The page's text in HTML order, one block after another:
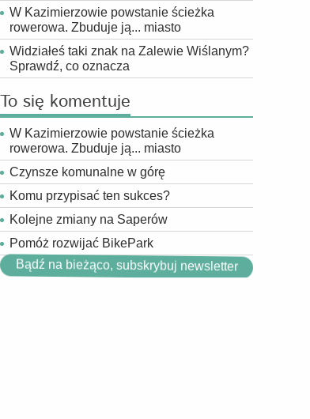
W Kazimierzowie powstanie ścieżka
rowerowa. Zbuduje ją... miasto
Widziałeś taki znak na Zalewie Wiślanym?
Sprawdź, co oznacza
To się komentuje
W Kazimierzowie powstanie ścieżka
rowerowa. Zbuduje ją... miasto
Czynsze komunalne w górę
Komu przypisać ten sukces?
Kolejne zmiany na Saperów
Pomóż rozwijać BikePark
Bądź na bieżąco, subskrybuj newsletter